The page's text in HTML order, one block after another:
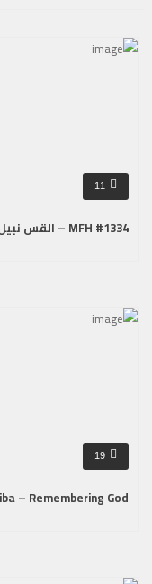
11
MFH #1334 – القس نبيل زيدان – ذكري الأمناء
19
– Remembering God